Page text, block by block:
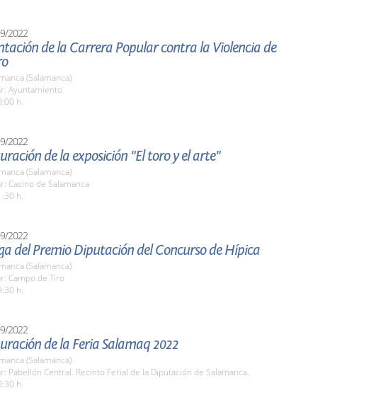
2022
de la Carrera Popular contra la Violencia de
(Salamanca)
Ayuntamiento
h.
2022
de la exposición "El toro y el arte"
(Salamanca)
Casino de Salamanca
h.
2022
del Premio Diputación del Concurso de Hípica
(Salamanca)
Campo de Tiro
h.
2022
de la Feria Salamaq 2022
(Salamanca)
Pabellón Central. Recinto Ferial de la Diputación de Salamanca.
h.